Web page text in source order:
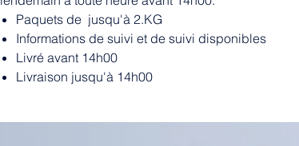
Paquets de jusqu'à 2.KG
Informations de suivi et de suivi disponibles
Livré avant 14h00
Livraison jusqu'à 14h00